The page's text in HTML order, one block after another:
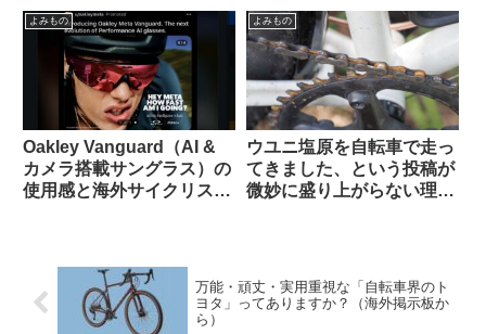
よみもの
Oakley Vanguard（AI &
カメラ搭載サングラス）の
使用感と海外サイクリスト
よみもの
ウユニ塩原を自転車で走っ
てきました、という投稿が
微妙に盛り上がらない理由
万能・頑丈・実用重視な「自転車界のト
ヨタ」ってありますか？（海外掲示板か
ら）